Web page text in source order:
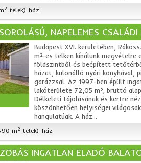
2 telek) ház
NAPELEMES
Budapest XVI. kerületében,
m²-es telken kínálunk megvételre
földszintből és beépített
házat, különálló nyári konyhával,
garázzsal. Az 1997-ben épült
lakóterülete 72,05 m², bruttó
Délkeleti tájolásának és kertre
köszönhetően helyiségei
hangulatúak. A ház...
m2 telek) ház
INGATLAN ELADÓ